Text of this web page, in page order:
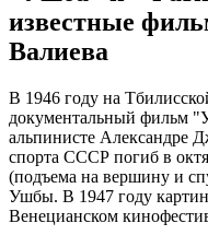
известные
Валиева
В 1946 году на
документальный фильм
альпинисте Александре
спорта СССР погиб в
(подъема на вершину и
Ушбы. В 1947 году
Венецианском